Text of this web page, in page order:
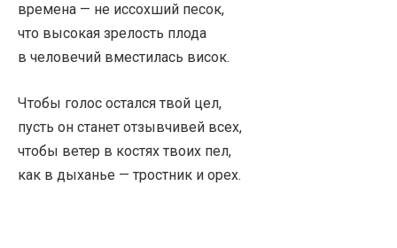
времена — не иссохший песок,
что высокая зрелость плода
в человечий вместилась висок.
Чтобы голос остался твой цел,
пусть он станет отзывчивей всех,
чтобы ветер в костях твоих пел,
как в дыханье — тростник и орех.